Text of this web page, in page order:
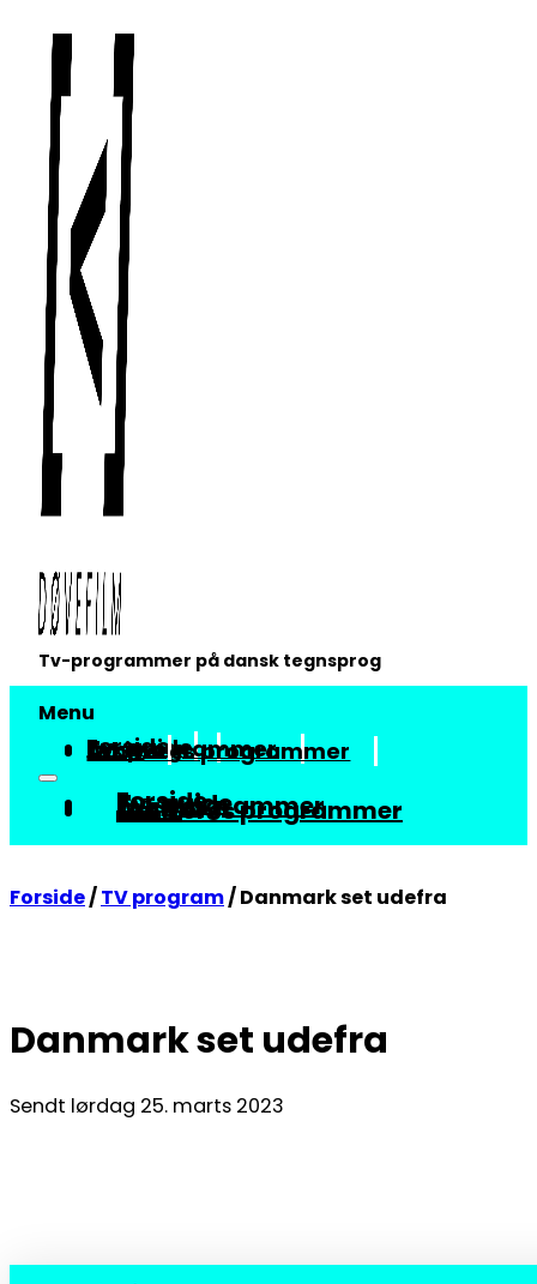
Tv-programmer på dansk tegnsprog
Menu
Forside
Tv-guide
Tv-programmer
Arkiv
Om vores programmer
Forside
Tv-guide
Tv-programmer
Arkiv
Om vores programmer
Forside/TV program/Danmark set udefra
Danmark set udefra
Sendt lørdag 25. marts 2023